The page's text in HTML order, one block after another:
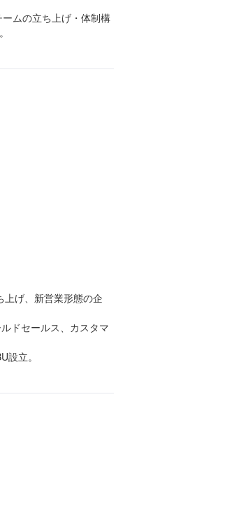
ムの立ち上げ・体制構
上げ、新営業形態の企
ドセールス、カスタマ
立。